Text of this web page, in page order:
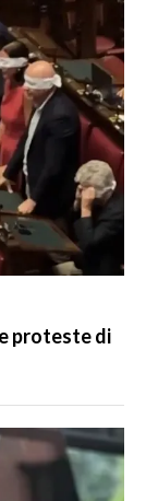
proteste di